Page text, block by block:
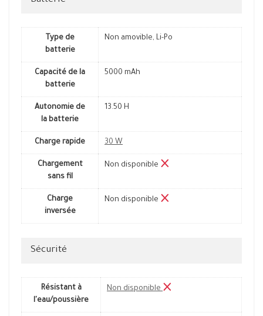
Type de
batterie
Non amovible, Li-Po
Capacité de la
batterie
5000 mAh
Autonomie de
la batterie
13.50 H
Charge rapide 30 W
Chargement
sans fil
Non disponible
Charge
inversée
Non disponible
Sécurité
Résistant à
l'eau/poussière
Non disponible